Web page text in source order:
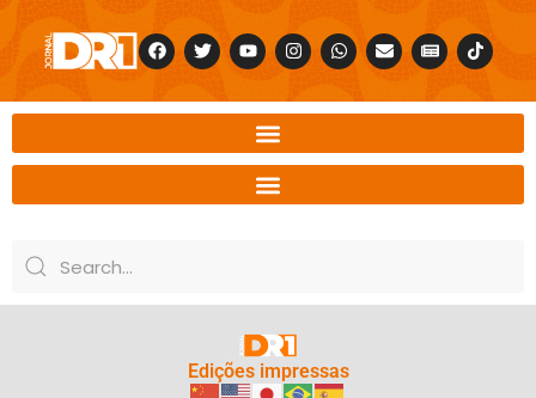
Edições impressas